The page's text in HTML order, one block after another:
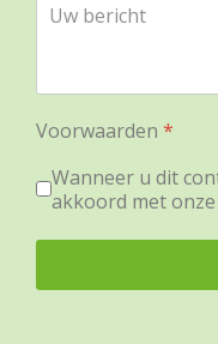
Voorwaarden *
Wanneer u dit
akkoord met onze